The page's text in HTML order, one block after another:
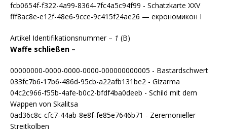
fcb0654f-f322-4a99-8364-7fc4a5c94f99 - Schatzkarte XXV
fff8ac8e-e12f-48e6-9cce-9c415f24ae26 — екрономикон I
Artikel Identifikationsnummer – 1 (B)
Waffe schließen –
00000000-0000-0000-0000-000000000005 - Bastardschwert
033fc7b6-17b6-486d-95cb-a22afb131be2 - Gizarma
04c2c966-f55b-4afe-b0c2-bfdf4ba0deeb - Schild mit dem
Wappen von Skalitsa
0ad36c8c-cfc7-44ab-8e8f-fe85e7646b71 - Zeremonieller
Streitkolben